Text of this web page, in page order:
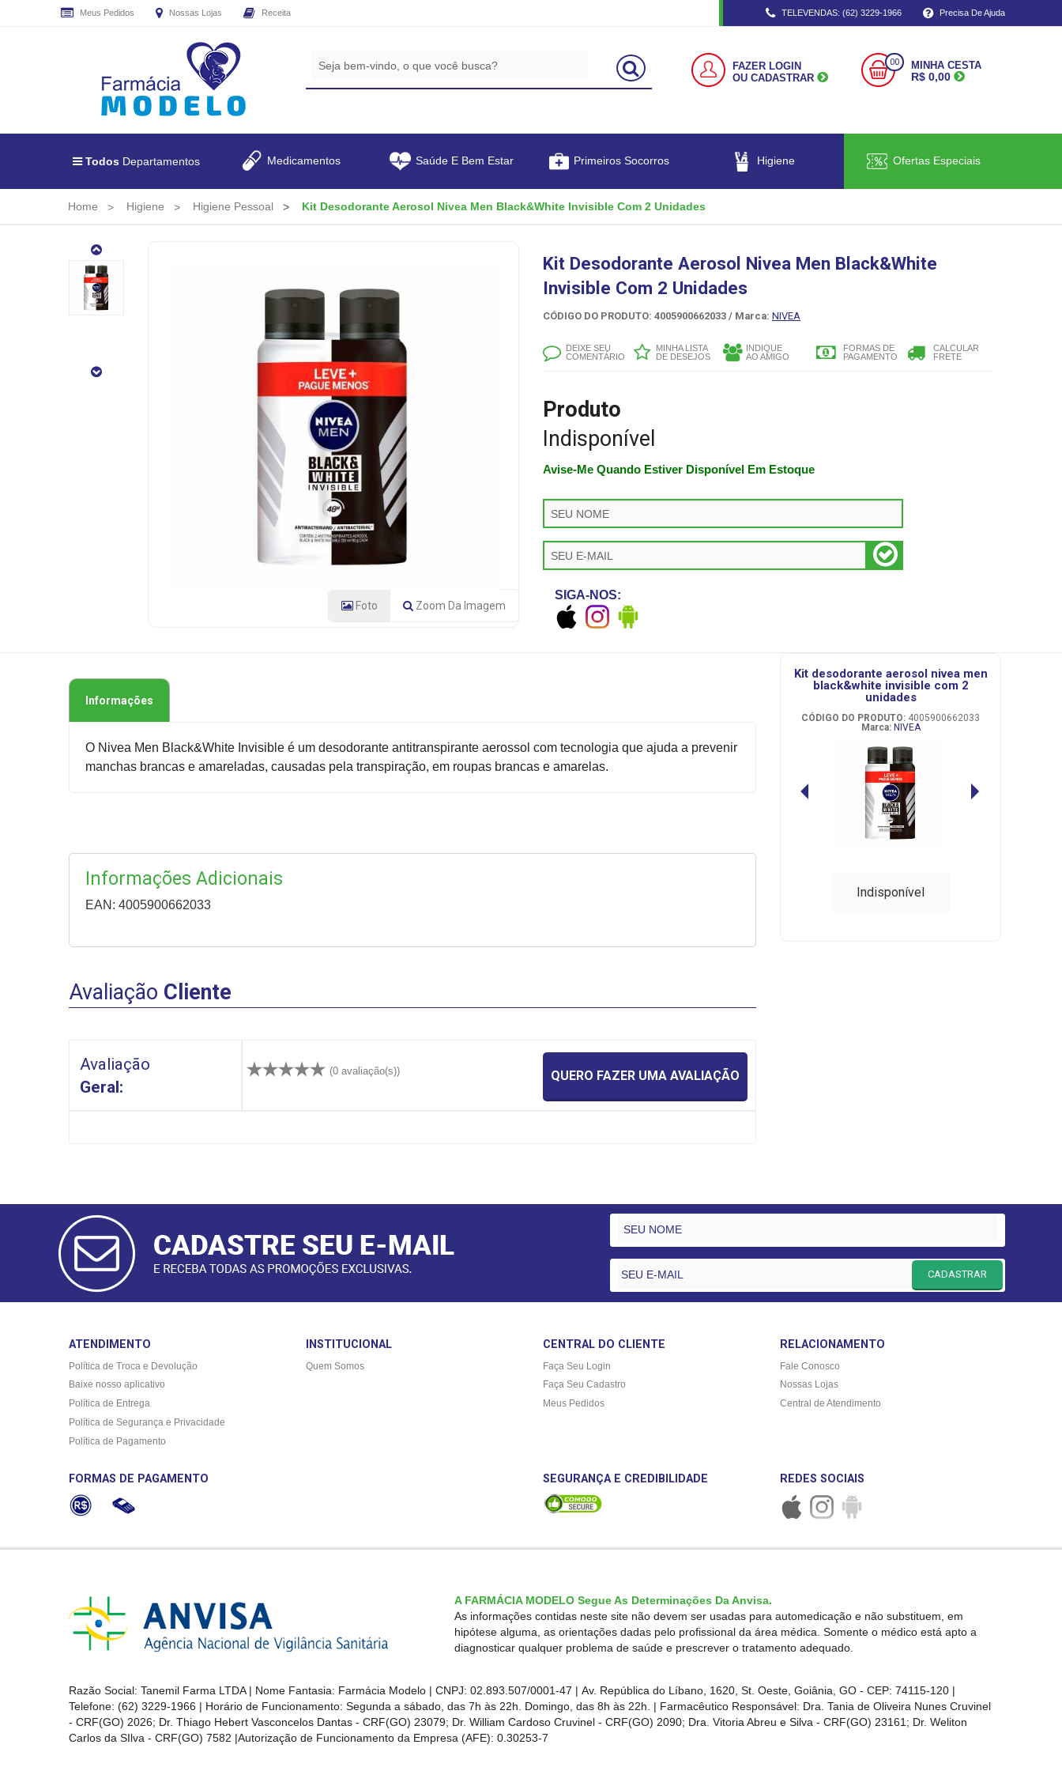
Meus Pedidos Nossas Lojas Receita TELEVENDAS: (62) 3229-1966 Precisa De Ajuda
FAZER LOGIN
OU CADASTRAR
00 MINHA CESTA
R$ 0,00
Todos Departamentos Medicamentos Saúde E Bem Estar Primeiros Socorros Higiene Ofertas Especiais
Home Higiene Higiene Pessoal Kit Desodorante Aerosol Nivea Men Black&White Invisible Com 2 Unidades
Kit
Desodorante
Aerosol
Men
Foto Zoom Da Imagem
Kit Desodorante Aerosol Nivea Men Black&White
Invisible Com 2 Unidades
CÓDIGO DO PRODUTO: 4005900662033 / Marca: NIVEA
DEIXE SEU
COMENTÁRIO
MINHA LISTA
DE DESEJOS
INDIQUE
AO AMIGO
FORMAS DE
PAGAMENTO
CALCULAR
FRETE
Produto
Indisponível
Avise-Me Quando Estiver Disponível Em Estoque
SIGA-NOS:
Informações
O Nivea Men Black&White Invisible é um desodorante antitranspirante aerossol com tecnologia que ajuda a prevenir
manchas brancas e amareladas, causadas pela transpiração, em roupas brancas e amarelas.
Informações Adicionais
EAN: 4005900662033
kit desodorante aerosol nivea men
black&white invisible com 2
unidades
CÓDIGO DO PRODUTO: 4005900662033
Marca: NIVEA
Indisponível
Avaliação Cliente
Avaliação
Geral:
(0 avaliação(s)) QUERO FAZER UMA AVALIAÇÃO
CADASTRE
SEU
MAIL
E
TODAS
PROMOÇÕES
CADASTRAR
E-MAIL
CADASTRAR
ATENDIMENTO
Política de Troca e Devolução
Baixe nosso aplicativo
Política de Entrega
Política de Segurança e Privacidade
Política de Pagamento
INSTITUCIONAL
Quem Somos
CENTRAL DO CLIENTE
Faça Seu Login
Faça Seu Cadastro
Meus Pedidos
RELACIONAMENTO
Fale Conosco
Nossas Lojas
Central de Atendimento
FORMAS DE PAGAMENTO SEGURANÇA E CREDIBILIDADE REDES SOCIAIS
A FARMÁCIA MODELO Segue As Determinações Da Anvisa.
As informações contidas neste site não devem ser usadas para automedicação e não substituem, em
hipótese alguma, as orientações dadas pelo profissional da área médica. Somente o médico está apto a
diagnosticar qualquer problema de saúde e prescrever o tratamento adequado.
Razão Social: Tanemil Farma LTDA | Nome Fantasia: Farmácia Modelo | CNPJ: 02.893.507/0001-47 | Av. República do Líbano, 1620, St. Oeste, Goiânia, GO - CEP: 74115-120 |
Telefone: (62) 3229-1966 | Horário de Funcionamento: Segunda a sábado, das 7h às 22h. Domingo, das 8h às 22h. | Farmacêutico Responsável: Dra. Tania de Oliveira Nunes Cruvinel
- CRF(GO) 2026; Dr. Thiago Hebert Vasconcelos Dantas - CRF(GO) 23079; Dr. William Cardoso Cruvinel - CRF(GO) 2090; Dra. Vitoria Abreu e Silva - CRF(GO) 23161; Dr. Weliton
Carlos da SIlva - CRF(GO) 7582 |Autorização de Funcionamento da Empresa (AFE): 0.30253-7